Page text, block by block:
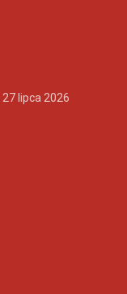
27 lipca 2026